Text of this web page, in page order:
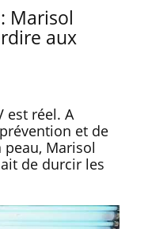
Marisol
aux
est réel. A
et de
peau, Marisol
de durcir les